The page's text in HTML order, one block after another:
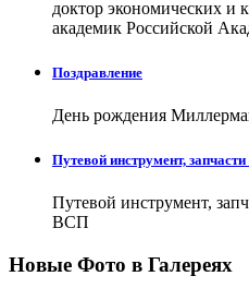
доктор экономических и
академик Российской
Поздравление
День рождения
Путевой инструмент,
Путевой инструмент,
ВСП
Новые Фото в Галереях